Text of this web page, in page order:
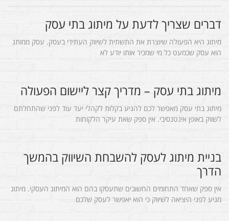
דברים שצריך לדעת על מיתוג בתי עסק
מיתוג היא הפעולה שיוצרת את התשתית לשיווק העתידי בעסק. עסק ממותג
הוא עסק שכמעט כל מי שמכיר אותו יודע לא
מיתוג בתי עסק – מדריך קצר ליישום הפעולה
מיתוג בתי עסק מאפשר לכם להגיע בקלות לקהלי יעד עוד לפני שהתחלתם
לשווק באופן אינטנסיבי. אין ספק שאת עיקר הלקוחות
בניית מיתוג לעסק להשבחת השיווק בהמשך
הדרך
אין ספק שאחד התחומים החשובים שתעסקו בהם הוא המיתוג העסקי. מיתוג
מגיע לפני היציאה לשיווק כי הוא יאפשר לעסק שלכם